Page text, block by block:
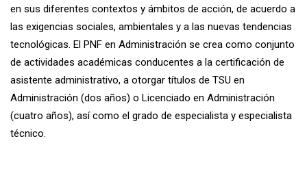
en sus diferentes contextos y ámbitos de acción, de acuerdo a
las exigencias sociales, ambientales y a las nuevas tendencias
tecnológicas. El PNF en Administración se crea como conjunto
de actividades académicas conducentes a la certificación de
asistente administrativo, a otorgar títulos de TSU en
Administración (dos años) o Licenciado en Administración
(cuatro años), así como el grado de especialista y especialista
técnico.